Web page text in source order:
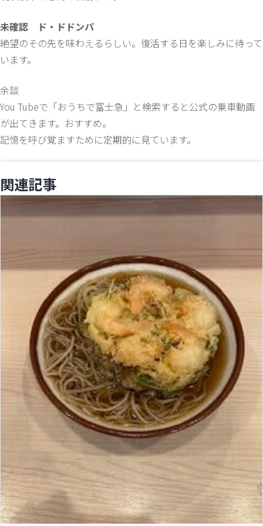
未確認 ド・ドドンパ
絶望のその先を味わえるらしい。復活する日を楽しみに待って
います。
余談
You Tubeで「おうちで富士急」と検索すると公式の乗車動画
が出てきます。おすすめ。
記憶を呼び覚ますために定期的に見ています。
関連記事